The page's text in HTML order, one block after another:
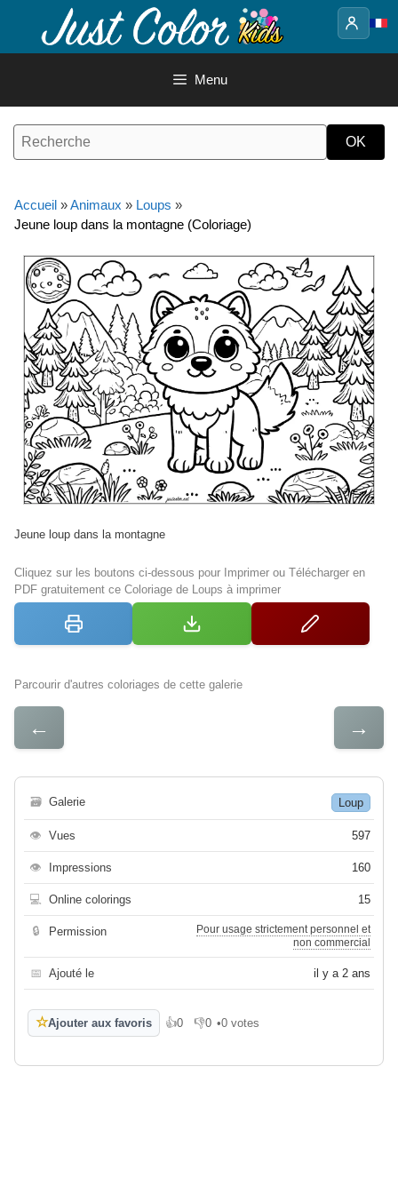
contenu
Menu
Accueil »Animaux » Loups »
Jeune loup dans la montagne (Coloriage)
Jeune loup dans la montagne
Cliquez sur les boutons ci-dessous pour Imprimer ou Télécharger en
PDF gratuitement ce Coloriage de Loups à imprimer
Parcourir d'autres coloriages de cette galerie
← →
🗃 Galerie Loup
👁 Vues 597
👁 Impressions 160
💻 Online colorings 15
🔒 Permission
Pour usage strictement personnel et
non commercial
📅 Ajouté le il y a 2 ans
☆Ajouter aux favoris 👍0
J'aime👎0
Je n'aime pas
•0 votes